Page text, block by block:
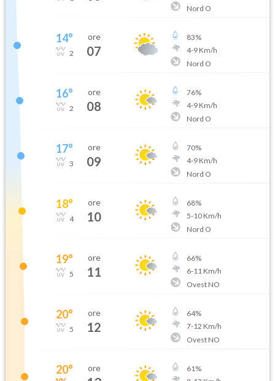
Nord O
14°
2
ore
07
83%
4-9Km/h
Nord O
16°
2
ore
08
76%
4-9Km/h
Nord O
17°
3
ore
09
70%
4-9Km/h
Nord O
18°
4
ore
10
68%
5-10Km/h
Nord O
19°
5
ore
11
66%
6-11Km/h
Ovest NO
20°
5
ore
12
64%
7-12 Km/h
Ovest NO
20° ore 61%